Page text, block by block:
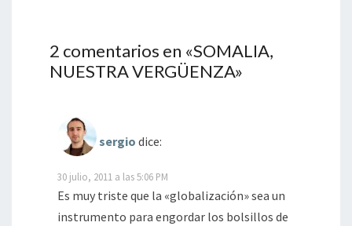
2 comentarios en «SOMALIA,
NUESTRA VERGÜENZA»
sergio dice:
30 julio, 2011 a las 5:06 PM
Es muy triste que la «globalización» sea un
instrumento para engordar los bolsillos de